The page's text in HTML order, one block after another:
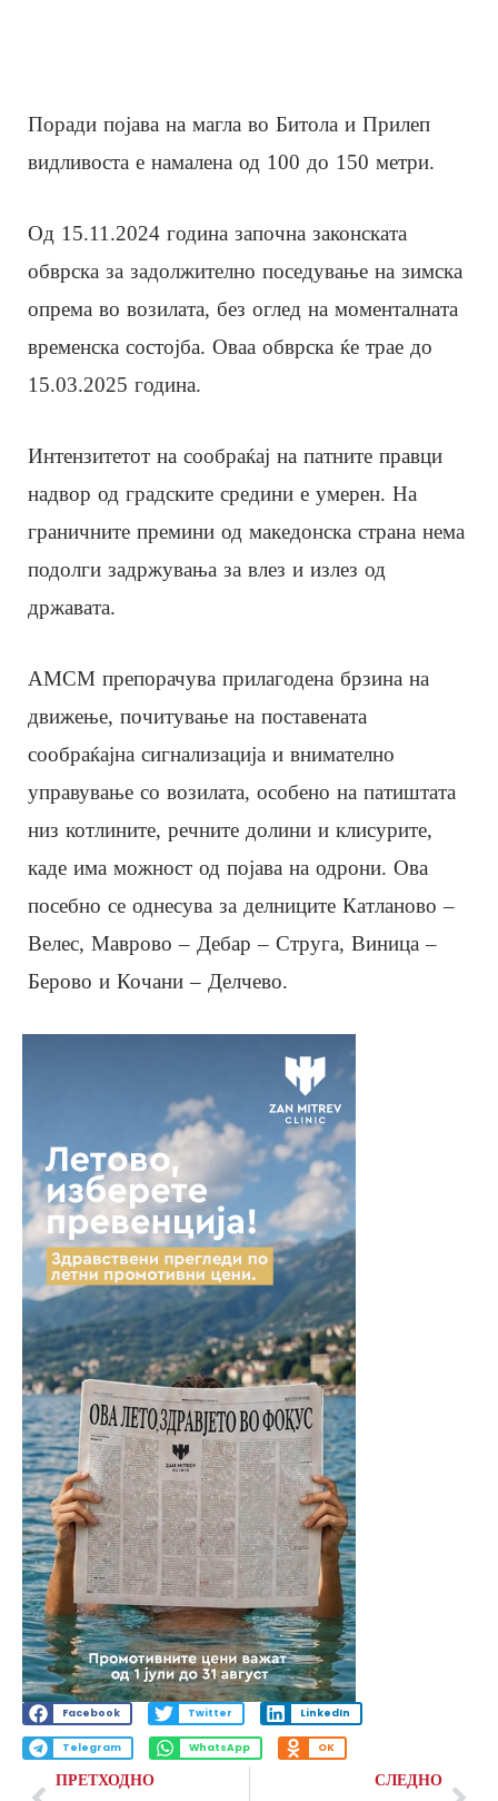
Поради појава на магла во Битола и Прилеп
видливоста е намалена од 100 до 150 метри.
Од 15.11.2024 година започна законската
обврска за задолжително поседување на зимска
опрема во возилата, без оглед на моменталната
временска состојба. Оваа обврска ќе трае до
15.03.2025 година.
Интензитетот на сообраќај на патните правци
надвор од градските средини е умерен. На
граничните премини од македонска страна нема
подолги задржувања за влез и излез од
државата.
АМСМ препорачува прилагодена брзина на
движење, почитување на поставената
сообраќајна сигнализација и внимателно
управување со возилата, особено на патиштата
низ котлините, речните долини и клисурите,
каде има можност од појава на одрони. Ова
посебно се однесува за делниците Катланово –
Велес, Маврово – Дебар – Струга, Виница –
Берово и Кочани – Делчево.
Facebook Twitter LinkedIn
Telegram WhatsApp OK
ПРЕТХОДНО СЛЕДНО